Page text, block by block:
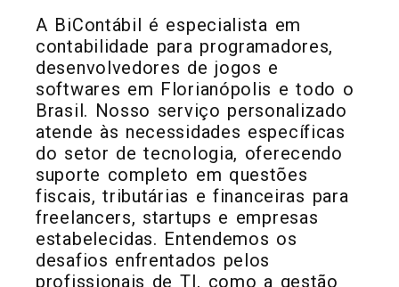
A BiContábil é especialista em
contabilidade para programadores,
desenvolvedores de jogos e
softwares em Florianópolis e todo o
Brasil. Nosso serviço personalizado
atende às necessidades específicas
do setor de tecnologia, oferecendo
suporte completo em questões
fiscais, tributárias e financeiras para
freelancers, startups e empresas
estabelecidas. Entendemos os
desafios enfrentados pelos
profissionais de TI, como a gestão